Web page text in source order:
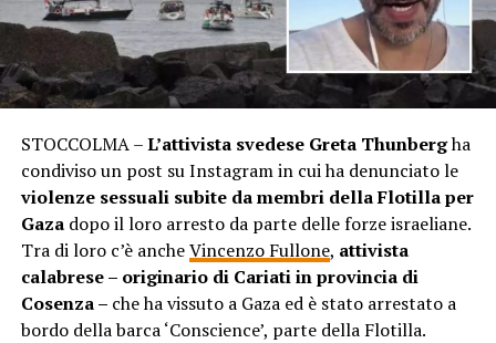
STOCCOLMA –L’attivista svedese Greta Thunbergha
condiviso un post su Instagram in cui ha denunciato le
violenze sessuali subite da membri della Flotilla per
Gazadopo il loro arresto da parte delle forze israeliane.
Tra di loro c’è ancheVincenzo Fullone, attivista
calabrese – originario di Cariati in provincia di
Cosenza – che ha vissuto a Gaza ed è stato arrestato a
bordo della barca ‘Conscience’, parte della Flotilla.